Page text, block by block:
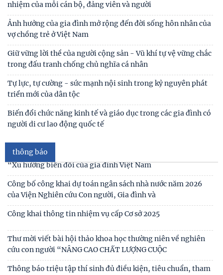
nhiệm của mỗi cán bộ, đảng viên và người
Ảnh hưởng của gia đình mở rộng đến đời sống hôn nhân của
vợ chồng trẻ ở Việt Nam
Giữ vững lời thề của người cộng sản - Vũ khí tự vệ vững chắc
trong đấu tranh chống chủ nghĩa cá nhân
Tự lực, tự cường - sức mạnh nội sinh trong kỷ nguyên phát
triển mới của dân tộc
Biến đổi chức năng kinh tế và giáo dục trong các gia đình có
người di cư lao động quốc tế
thông báo
Thư cảm ơn
Thư mời viết bài tham gia Hội thảo khoa học “Chăm sóc,
giáo dục trẻ em trong kỷ nguyên số”
Thư mời viết bài Hội thảo khoa học quốc tế “Gia đình Châu
Thư mời viết báo cáo tham luận Hội thảo khoa học quốc gia
“Xu hướng biến đổi của gia đình Việt Nam
Công bố công khai dự toán ngân sách nhà nước năm 2026
của Viện Nghiên cứu Con người, Gia đình và
Công khai thông tin nhiệm vụ cấp Cơ sở 2025
Thư mời viết bài hội thảo khoa học thường niên về nghiên
cứu con người “NÂNG CAO CHẤT LƯỢNG CUỘC
Thông báo triệu tập thí sinh đủ điều kiện, tiêu chuẩn, tham